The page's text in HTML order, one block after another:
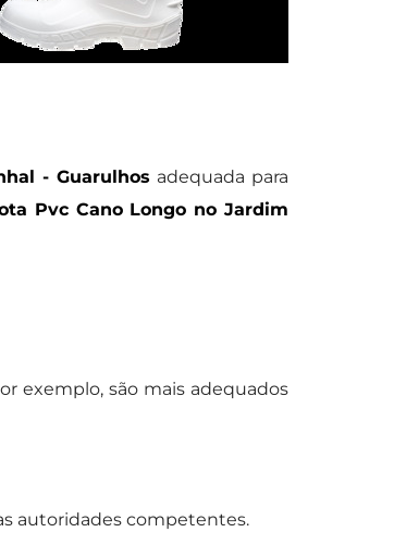
- Guarulhos adequada para
Pvc Cano Longo no Jardim
exemplo, são mais adequados
autoridades competentes.